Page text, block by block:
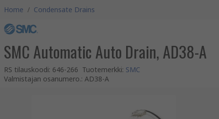
Home / Condensate Drains
SMC Automatic Auto Drain, AD38-A
RS tilauskoodi: 646-266 Tuotemerkki: SMC
Valmistajan osanumero.: AD38-A